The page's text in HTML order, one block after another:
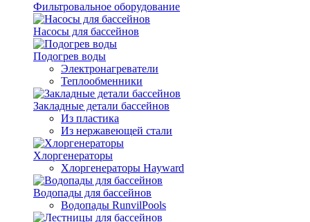
Фильтровальное оборудование
Насосы для бассейнов
Подогрев воды
Электронагреватели
Теплообменники
Закладные детали бассейнов
Из пластика
Из нержавеющей стали
Хлоргенераторы
Хлоргенераторы Hayward
Водопады для бассейнов
Водопады RunvilPools